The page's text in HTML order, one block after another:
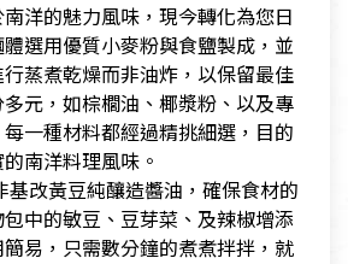
洋的魅力風味，現今轉化為您日
選用優質小麥粉與食鹽製成，並
蒸煮乾燥而非油炸，以保留最佳
元，如棕櫚油、椰漿粉、以及專
一種材料都經過精挑細選，目的
南洋料理風味。
基改黃豆純釀造醬油，確保食材的
中的敏豆、豆芽菜、及辣椒增添
易，只需數分鐘的煮煮拌拌，就